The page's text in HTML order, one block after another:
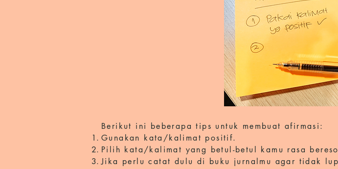
Berikut ini beberapa tips untuk membuat afirmasi:
Gunakan kata/kalimat positif.
Pilih kata/kalimat yang betul-betul kamu rasa
Jika perlu catat dulu di buku jurnalmu agar tidak